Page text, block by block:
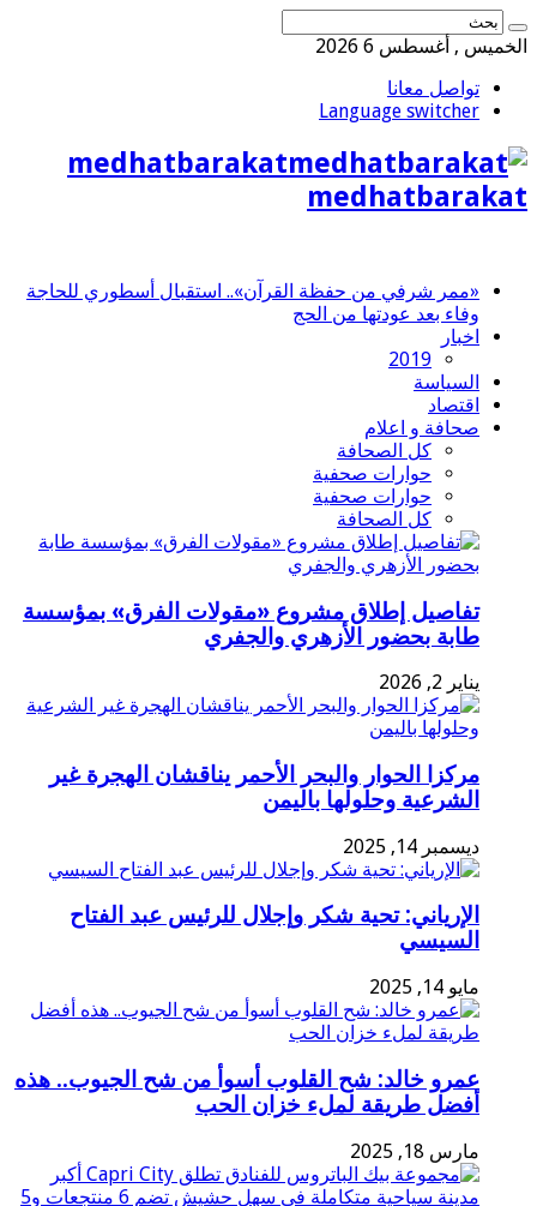
الخميس , أغسطس 6 2026
تواصل معانا
Language switcher
medhatbarakat
medhatbarakat
«ممر شرفي من حفظة القرآن».. استقبال أسطوري للحاجة
وفاء بعد عودتها من الحج
اخبار
2019
السياسة
اقتصاد
صحافة و اعلام
كل الصحافة
حوارات صحفية
حوارات صحفية
كل الصحافة
تفاصيل إطلاق مشروع «مقولات الفرق» بمؤسسة
طابة بحضور الأزهري والجفري
يناير 2, 2026
مركزا الحوار والبحر الأحمر يناقشان الهجرة غير
الشرعية وحلولها باليمن
ديسمبر 14, 2025
الإرياني: تحية شكر وإجلال للرئيس عبد الفتاح
السيسي
مايو 14, 2025
عمرو خالد: شح القلوب أسوأ من شح الجيوب.. هذه
أفضل طريقة لملء خزان الحب
مارس 18, 2025